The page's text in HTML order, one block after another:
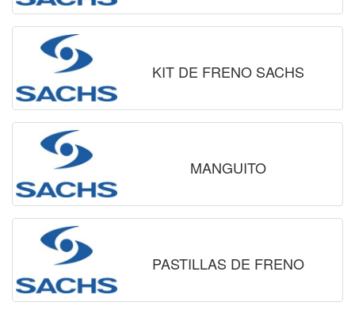
KIT DE FRENO SACHS
MANGUITO
PASTILLAS DE FRENO